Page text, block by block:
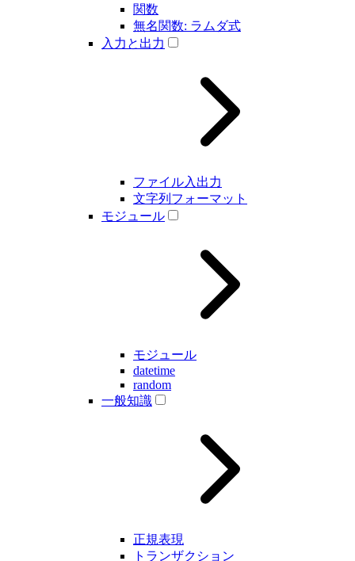
関数
無名関数: ラムダ式
入力と出力
ファイル入出力
文字列フォーマット
モジュール
モジュール
datetime
random
一般知識
正規表現
トランザクション